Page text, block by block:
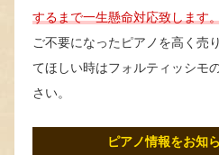
するまで一生懸命対応致します。
ご不要になったピアノを高く売
てほしい時はフォルティッシモ
さい。
ピアノ情報をお知